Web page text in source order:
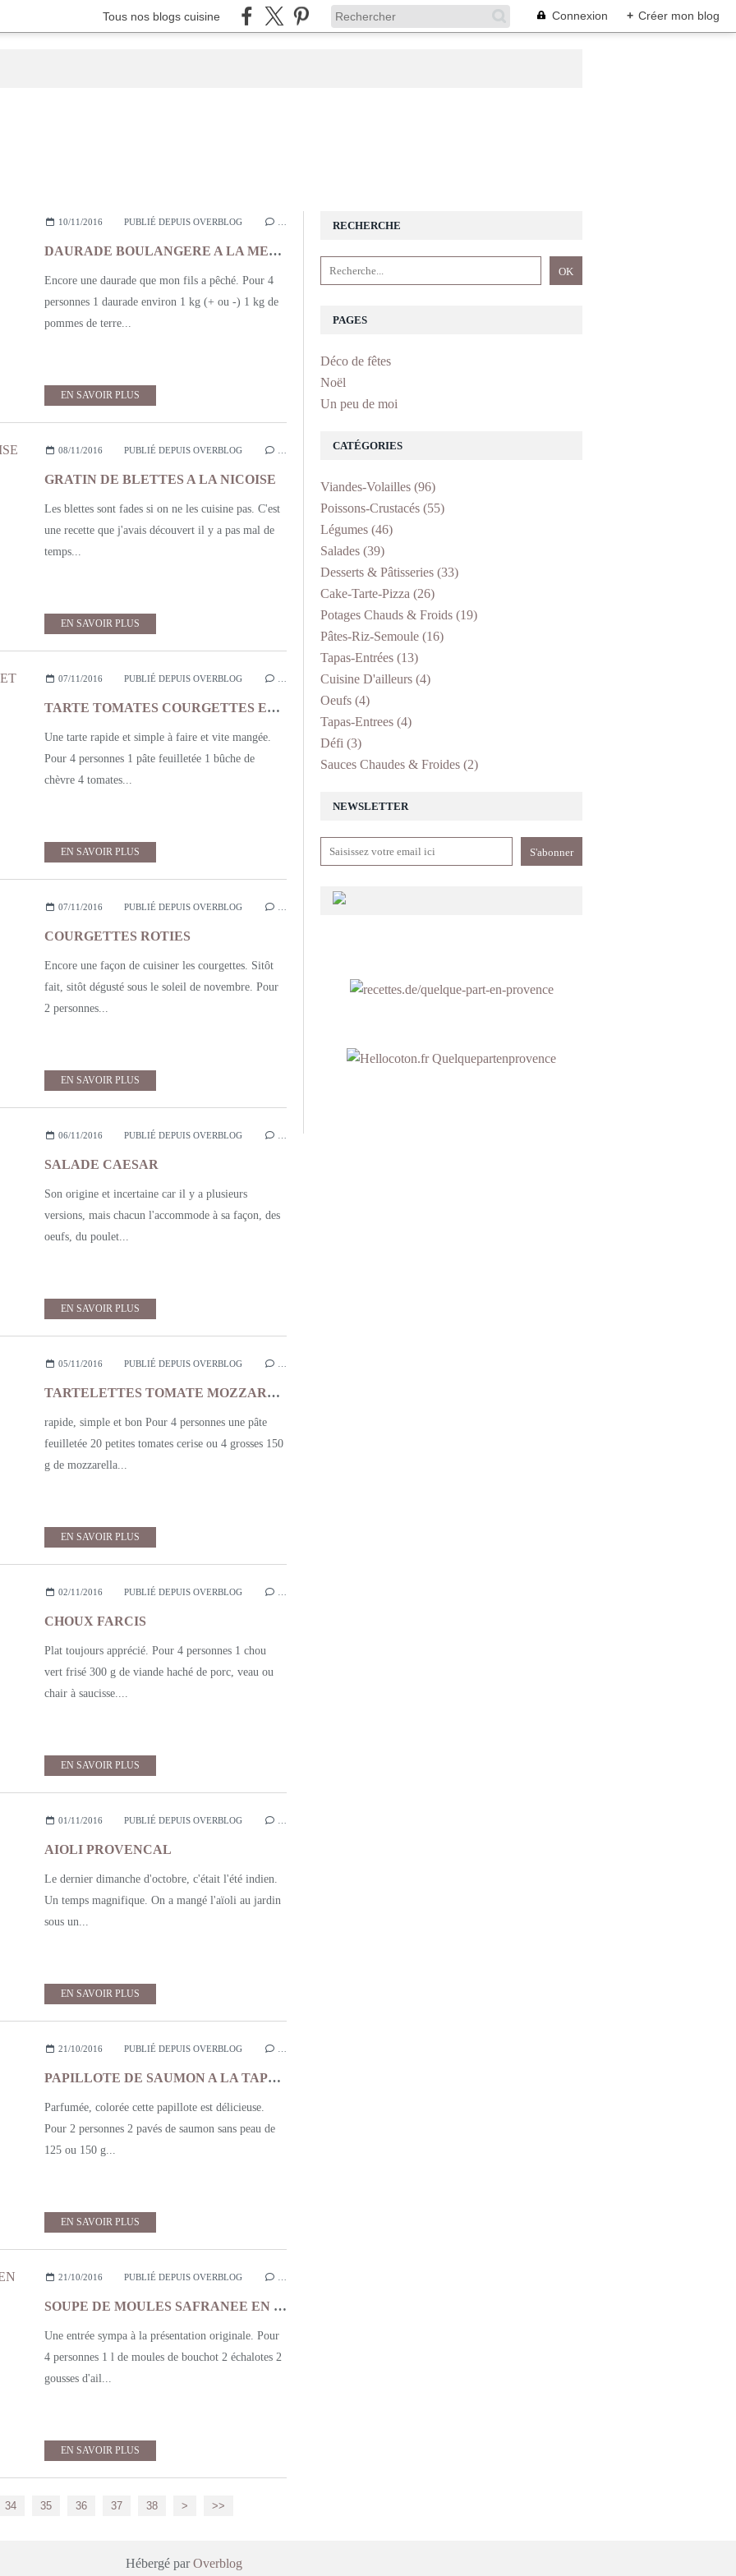
Tous nos blogs cuisine Connexion + Créer mon blog
10/11/2016 PUBLIÉ DEPUIS OVERBLOG
DAURADE BOULANGERE A LA MERIDIONALE
Encore une daurade que mon fils a pêché. Pour 4
personnes 1 daurade environ 1 kg (+ ou -) 1 kg de
pommes de terre...
EN SAVOIR PLUS
08/11/2016 PUBLIÉ DEPUIS OVERBLOG
GRATIN DE BLETTES A LA NICOISE
Les blettes sont fades si on ne les cuisine pas. C'est
une recette que j'avais découvert il y a pas mal de
temps...
EN SAVOIR PLUS
07/11/2016 PUBLIÉ DEPUIS OVERBLOG
TARTE TOMATES COURGETTES ET CHEVRE
Une tarte rapide et simple à faire et vite mangée.
Pour 4 personnes 1 pâte feuilletée 1 bûche de
chèvre 4 tomates...
EN SAVOIR PLUS
07/11/2016 PUBLIÉ DEPUIS OVERBLOG
COURGETTES ROTIES
Encore une façon de cuisiner les courgettes. Sitôt
fait, sitôt dégusté sous le soleil de novembre. Pour
2 personnes...
EN SAVOIR PLUS
06/11/2016 PUBLIÉ DEPUIS OVERBLOG
SALADE CAESAR
Son origine et incertaine car il y a plusieurs
versions, mais chacun l'accommode à sa façon, des
oeufs, du poulet...
EN SAVOIR PLUS
05/11/2016 PUBLIÉ DEPUIS OVERBLOG
TARTELETTES TOMATE MOZZARELLA
rapide, simple et bon Pour 4 personnes une pâte
feuilletée 20 petites tomates cerise ou 4 grosses 150
g de mozzarella...
EN SAVOIR PLUS
02/11/2016 PUBLIÉ DEPUIS OVERBLOG
CHOUX FARCIS
Plat toujours apprécié. Pour 4 personnes 1 chou
vert frisé 300 g de viande haché de porc, veau ou
chair à saucisse....
EN SAVOIR PLUS
01/11/2016 PUBLIÉ DEPUIS OVERBLOG
AIOLI PROVENCAL
Le dernier dimanche d'octobre, c'était l'été indien.
Un temps magnifique. On a mangé l'aïoli au jardin
sous un...
EN SAVOIR PLUS
21/10/2016 PUBLIÉ DEPUIS OVERBLOG
PAPILLOTE DE SAUMON A LA TAPENADE
Parfumée, colorée cette papillote est délicieuse.
Pour 2 personnes 2 pavés de saumon sans peau de
125 ou 150 g...
EN SAVOIR PLUS
21/10/2016 PUBLIÉ DEPUIS OVERBLOG
SOUPE DE MOULES SAFRANEE EN FEUILLETAGE
Une entrée sympa à la présentation originale. Pour
4 personnes 1 l de moules de bouchot 2 échalotes 2
gousses d'ail...
EN SAVOIR PLUS
34 35 36 37 38 > >>
NEWSLETTER
RECHERCHE
PAGES
Déco de fêtes
Noël
Un peu de moi
CATÉGORIES
Viandes-Volailles (96)
Poissons-Crustacés (55)
Légumes (46)
Salades (39)
Desserts & Pâtisseries (33)
Cake-Tarte-Pizza (26)
Potages Chauds & Froids (19)
Pâtes-Riz-Semoule (16)
Tapas-Entrées (13)
Cuisine D'ailleurs (4)
Oeufs (4)
Tapas-Entrees (4)
Défi (3)
Sauces Chaudes & Froides (2)
Hébergé parOverblog